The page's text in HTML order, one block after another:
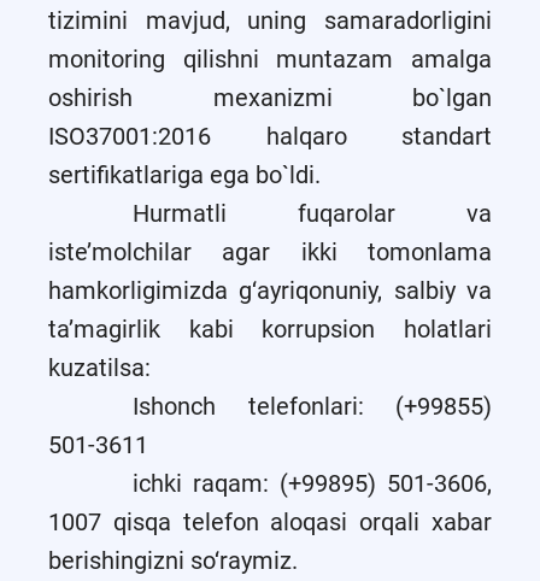
tizimini mavjud, uning samaradorligini
monitoring qilishni muntazam amalga
oshirish mexanizmi bo`lgan
ISO37001:2016 halqaro standart
sertifikatlariga ega bo`ldi.
Hurmatli fuqarolar va
iste’molchilar agar ikki tomonlama
hamkorligimizda g‘ayriqonuniy, salbiy va
ta’magirlik kabi korrupsion holatlari
kuzatilsa:
Ishonch telefonlari: (+99855)
501-3611
ichki raqam: (+99895) 501-3606,
1007 qisqa telefon aloqasi orqali xabar
berishingizni so‘raymiz.